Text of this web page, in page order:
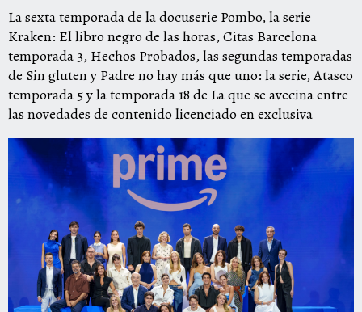
La sexta temporada de la docuserie Pombo, la serie
Kraken: El libro negro de las horas,Citas Barcelona
temporada 3, Hechos Probados, las segundas temporadas
de Sin gluteny Padre no hay más que uno: la serie,Atasco
temporada 5 y la temporada 18 de La que se avecinaentre
las novedades de contenido licenciado en exclusiva